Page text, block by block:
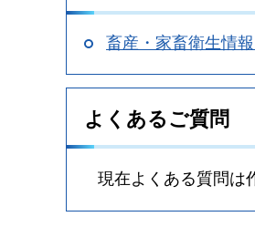
畜産・家畜衛生情
よくあるご質問
現在よくある質問は